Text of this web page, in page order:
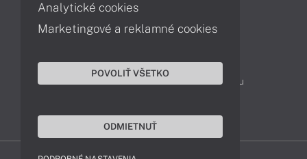
Kontakty
043 4224 771
Obchodné oddelenie
Reklamácia tovaru
Analytické cookies
Marketingové a reklamné cookies
POVOLIŤ VŠETKO
ODMIETNUŤ